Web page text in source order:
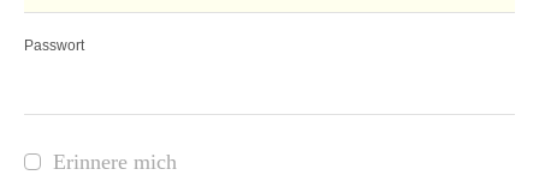
Passwort
Erinnere mich